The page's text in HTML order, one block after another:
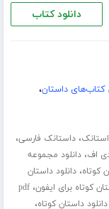
دانلود کتاب
کتاب‌های داستان،
،داستانک فارسی،
دی اف،دانلود مجموعه
کوتاه،دانلود داستان
کوتاه برای ایفون،pdf
دانلود داستان کوتاه،